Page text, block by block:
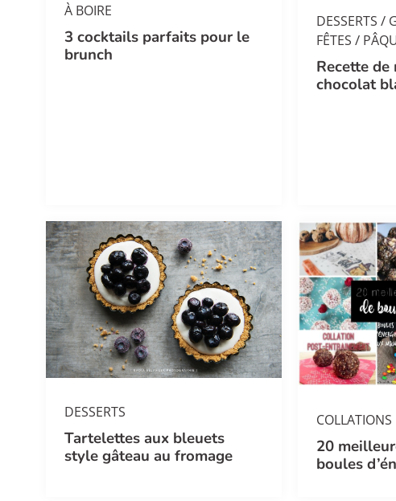
À BOIRE
3 cocktails parfaits pour le
brunch
DESSERTS /
FÊTES /
Recette de
chocolat
DESSERTS
Tartelettes aux bleuets
style gâteau au fromage
COLLATIONS
20
boules